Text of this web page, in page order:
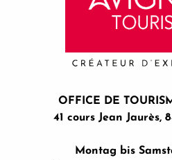
OFFICE DE
41 cours Jean Jaurès,
Montag bis